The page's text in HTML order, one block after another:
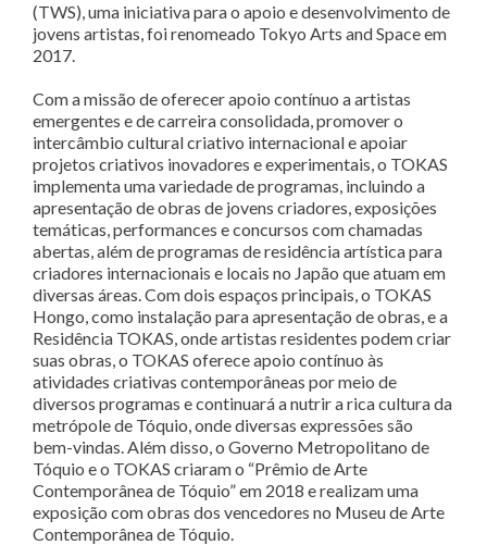
(TWS), uma iniciativa para o apoio e desenvolvimento de
jovens artistas, foi renomeado Tokyo Arts and Space em
2017.
Com a missão de oferecer apoio contínuo a artistas
emergentes e de carreira consolidada, promover o
intercâmbio cultural criativo internacional e apoiar
projetos criativos inovadores e experimentais, o TOKAS
implementa uma variedade de programas, incluindo a
apresentação de obras de jovens criadores, exposições
temáticas, performances e concursos com chamadas
abertas, além de programas de residência artística para
criadores internacionais e locais no Japão que atuam em
diversas áreas. Com dois espaços principais, o TOKAS
Hongo, como instalação para apresentação de obras, e a
Residência TOKAS, onde artistas residentes podem criar
suas obras, o TOKAS oferece apoio contínuo às
atividades criativas contemporâneas por meio de
diversos programas e continuará a nutrir a rica cultura da
metrópole de Tóquio, onde diversas expressões são
bem-vindas. Além disso, o Governo Metropolitano de
Tóquio e o TOKAS criaram o “Prêmio de Arte
Contemporânea de Tóquio” em 2018 e realizam uma
exposição com obras dos vencedores no Museu de Arte
Contemporânea de Tóquio.